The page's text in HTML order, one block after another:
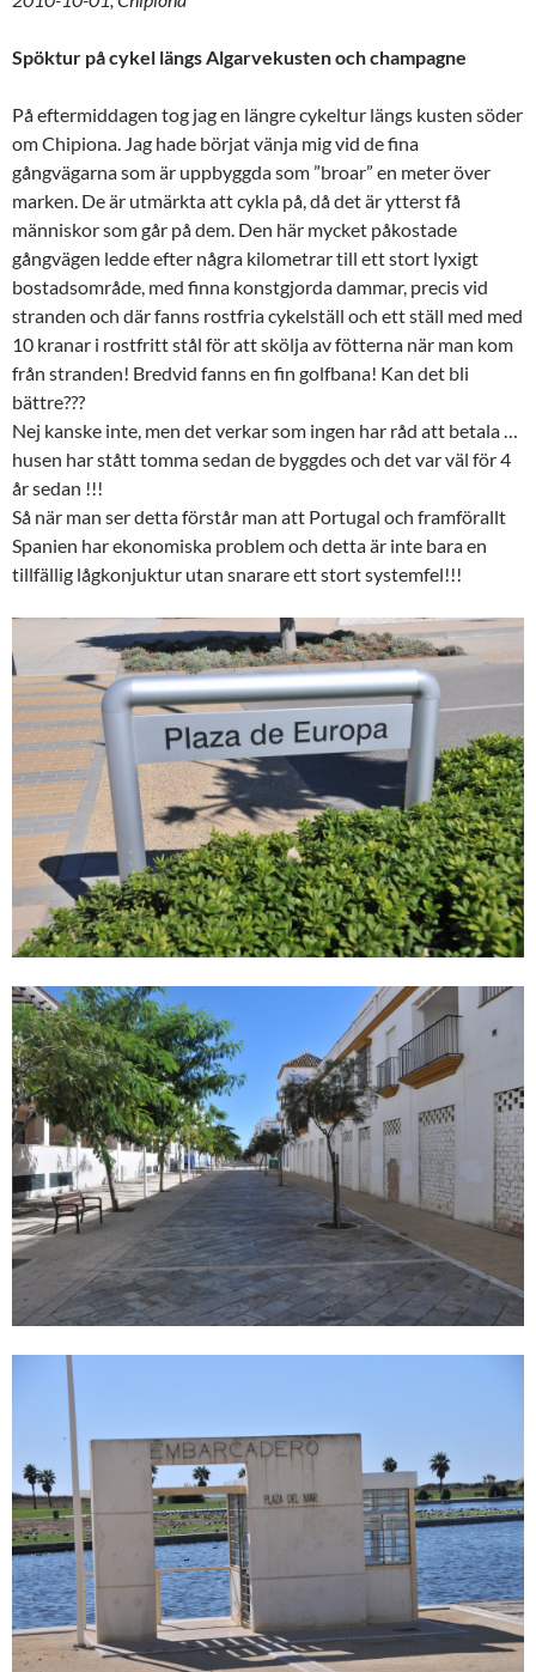
Spöktur på cykel längs Algarvekusten och champagne
På eftermiddagen tog jag en längre cykeltur längs kusten söder
om Chipiona. Jag hade börjat vänja mig vid de fina
gångvägarna som är uppbyggda som ”broar” en meter över
marken. De är utmärkta att cykla på, då det är ytterst få
människor som går på dem. Den här mycket påkostade
gångvägen ledde efter några kilometrar till ett stort lyxigt
bostadsområde, med finna konstgjorda dammar, precis vid
stranden och där fanns rostfria cykelställ och ett ställ med med
10 kranar i rostfritt stål för att skölja av fötterna när man kom
från stranden! Bredvid fanns en fin golfbana! Kan det bli
bättre???
Nej kanske inte, men det verkar som ingen har råd att betala …
husen har stått tomma sedan de byggdes och det var väl för 4
år sedan !!!
Så när man ser detta förstår man att Portugal och framförallt
Spanien har ekonomiska problem och detta är inte bara en
tillfällig lågkonjuktur utan snarare ett stort systemfel!!!